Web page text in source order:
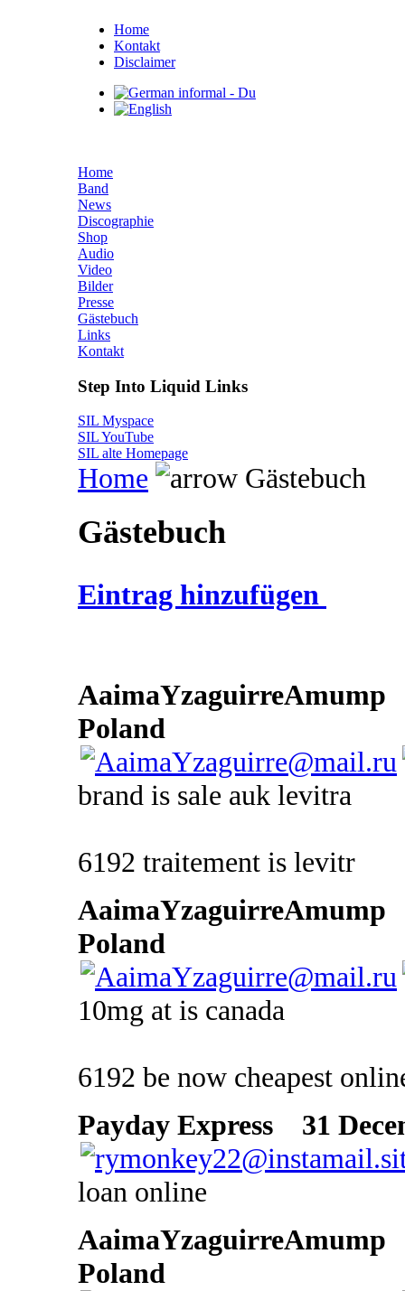
Home
Kontakt
Disclaimer
Home
Band
News
Discographie
Shop
Audio
Video
Bilder
Presse
Gästebuch
Links
Kontakt
Step Into Liquid Links
SIL Myspace
SIL YouTube
SIL alte Homepage
Home Gästebuch
Gästebuch
Eintrag hinzufügen
AaimaYzaguirreAmump
Poland
brand is sale auk levitra
6192 traitement is levitr
AaimaYzaguirreAmump
Poland
10mg at is canada
6192 be now cheapest
Payday Express
31
loan online
AaimaYzaguirreAmump
Poland